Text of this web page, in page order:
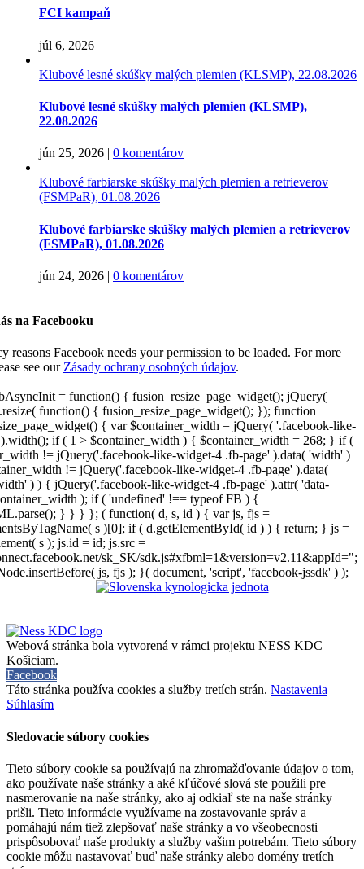
FCI kampaň
júl 6, 2026
Klubové lesné skúšky malých plemien (KLSMP), 22.08.2026
Klubové lesné skúšky malých plemien (KLSMP),
22.08.2026
jún 25, 2026 | 0 komentárov
Klubové farbiarske skúšky malých plemien a retrieverov
(FSMPaR), 01.08.2026
Klubové farbiarske skúšky malých plemien a retrieverov
(FSMPaR), 01.08.2026
jún 24, 2026 | 0 komentárov
na Facebooku
reasons Facebook needs your permission to be loaded. For more
see our Zásady ochrany osobných údajov.
= function() { fusion_resize_page_widget(); jQuery(
function() { fusion_resize_page_widget(); }); function
{ var $container_width = jQuery( '.facebook-like-
if ( 1 > $container_width ) { $container_width = 268; } if (
!= jQuery('.facebook-like-widget-4 .fb-page' ).data( 'width' )
!= jQuery('.facebook-like-widget-4 .fb-page' ).data(
) ) { jQuery('.facebook-like-widget-4 .fb-page' ).attr( 'data-
); if ( 'undefined' !== typeof FB ) {
} } } }; ( function( d, s, id ) { var js, fjs =
s )[0]; if ( d.getElementById( id ) ) { return; } js =
s ); js.id = id; js.src =
sk_SK/sdk.js#xfbml=1&version=v2.11&appId=";
js, fjs ); }( document, 'script', 'facebook-jssdk' ) );
Webová stránka bola vytvorená v rámci projektu NESS KDC
Košiciam.
Facebook
Táto stránka používa cookies a služby tretích strán. Nastavenia
Súhlasím
Sledovacie súbory cookies
Tieto súbory cookie sa používajú na zhromažďovanie údajov o tom,
ako používate naše stránky a aké kľúčové slová ste použili pre
nasmerovanie na naše stránky, ako aj odkiaľ ste na naše stránky
prišli. Tieto informácie využívame na zostavovanie správ a
pomáhajú nám tiež zlepšovať naše stránky a vo všeobecnosti
prispôsobovať naše produkty a služby vašim potrebám. Tieto súbory
cookie môžu nastavovať buď naše stránky alebo domény tretích